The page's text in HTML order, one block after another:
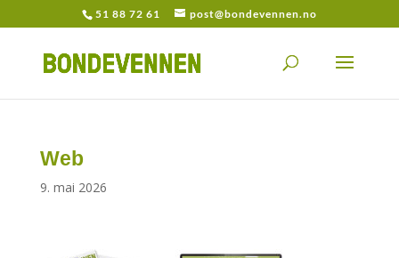
51 88 72 61 post@bondevennen.no
Web
9. mai 2026